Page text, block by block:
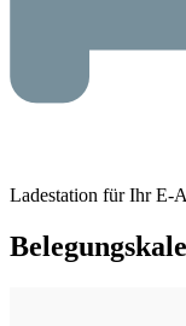
Ladestation für Ihr E-